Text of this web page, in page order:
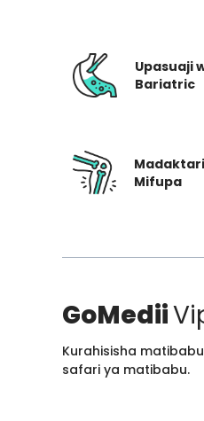
Upasuaji
Bariatric
Mifupa
GoMedii
Kurahisisha
safari ya matibabu.